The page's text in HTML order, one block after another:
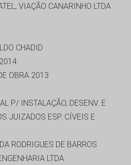
VIAÇÃO CANARINHO LTDA
CHADID
OBRA 2013
P/ INSTALAÇÃO, DESENV. E
JUIZADOS ESP. CÍVEIS E
RODRIGUES DE BARROS
LTDA